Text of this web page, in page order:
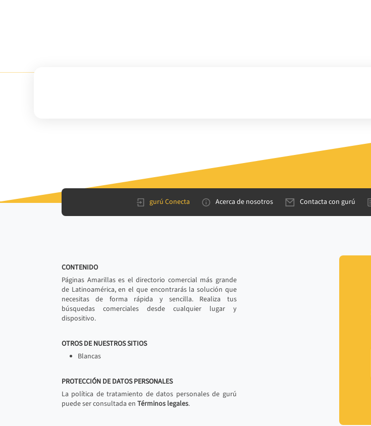
gurú Conecta Acerca de nosotros Contacta con gurú
CONTENIDO
Páginas Amarillas es el directorio comercial más grande
de Latinoamérica, en el que encontrarás la solución que
necesitas de forma rápida y sencilla. Realiza tus
búsquedas comerciales desde cualquier lugar y
dispositivo.
OTROS DE NUESTROS SITIOS
Blancas
PROTECCIÓN DE DATOS PERSONALES
La política de tratamiento de datos personales de gurú
puede ser consultada en Términos legales.